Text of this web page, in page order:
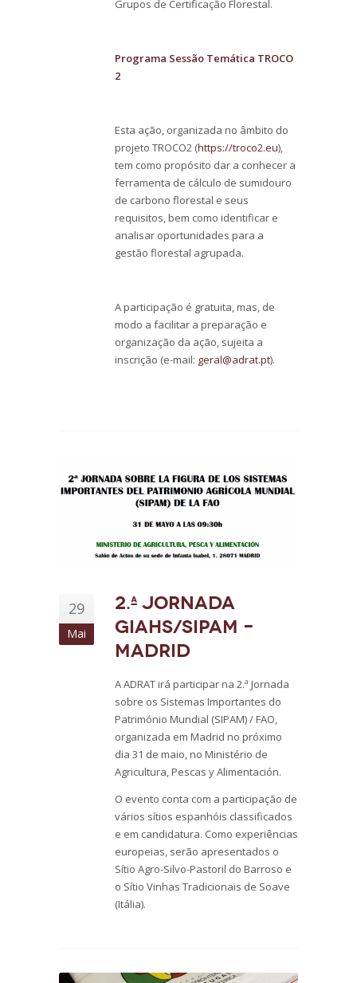
Grupos de Certificação Florestal.
Programa Sessão Temática TROCO
2
Esta ação, organizada no âmbito do
projeto TROCO2 (https://troco2.eu),
tem como propósito dar a conhecer a
ferramenta de cálculo de sumidouro
de carbono florestal e seus
requisitos, bem como identificar e
analisar oportunidades para a
gestão florestal agrupada.
A participação é gratuita, mas, de
modo a facilitar a preparação e
organização da ação, sujeita a
inscrição (e-mail: geral@adrat.pt).
29
Mai
2.ª Jornada
GIAHS/SIPAM –
Madrid
A ADRAT irá participar na 2.ª Jornada
sobre os Sistemas Importantes do
Património Mundial (SIPAM) / FAO,
organizada em Madrid no próximo
dia 31 de maio, no Ministério de
Agricultura, Pescas y Alimentación.
O evento conta com a participação de
vários sítios espanhóis classificados
e em candidatura. Como experiências
europeias, serão apresentados o
Sítio Agro-Silvo-Pastoril do Barroso e
o Sítio Vinhas Tradicionais de Soave
(Itália).